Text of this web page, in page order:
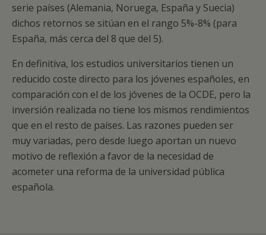
serie países (Alemania, Noruega, España y Suecia)
dichos retornos se sitúan en el rango 5%-8% (para
España, más cerca del 8 que del 5).
En definitiva, los estudios universitarios tienen un
reducido coste directo para los jóvenes españoles, en
comparación con el de los jóvenes de la OCDE, pero la
inversión realizada no tiene los mismos rendimientos
que en el resto de países. Las razones pueden ser
muy variadas, pero desde luego aportan un nuevo
motivo de reflexión a favor de la necesidad de
acometer una reforma de la universidad pública
española.